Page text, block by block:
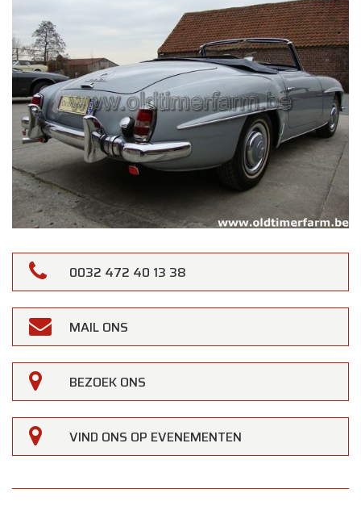
0032 472 40 13 38
MAIL ONS
BEZOEK ONS
VIND ONS OP EVENEMENTEN
×
Oldtimerfarm